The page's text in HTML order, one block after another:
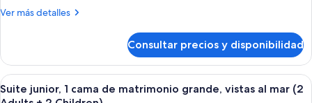
matrimonio
al
mar
Ver más detalles
Más
junior,
cama
de
Consultar precios y disponibilidad
Abrir
todas
Un dormitorio moderno con una
6
Suite junior, 1 cama de matrimonio grande, vistas al mar (2